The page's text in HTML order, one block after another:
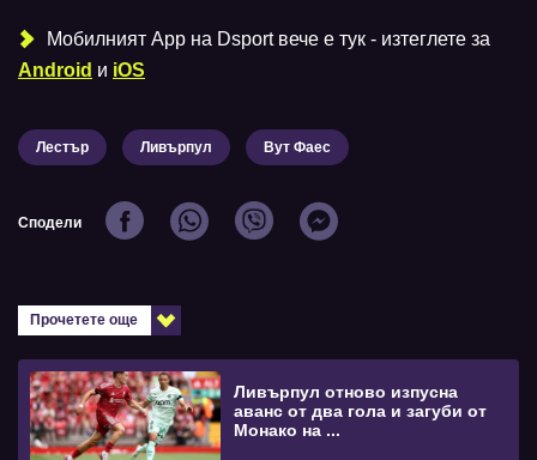
Мобилният Аpp на Dsport вече е тук - изтеглете за
Android и iOS
Лестър Ливърпул Вут Фаес
Сподели
Прочетете още
Ливърпул отново изпусна
аванс от два гола и загуби от
Монако на ...